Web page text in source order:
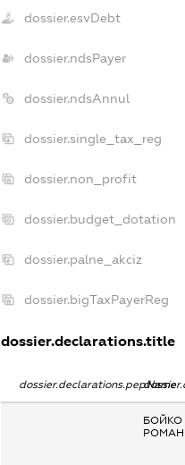
dossier.esvDebt
dossier.ndsPayer
dossier.ndsAnnul
dossier.single_tax_reg
dossier.non_profit
dossier.budget_dotation
dossier.palne_akciz
dossier.bigTaxPayerReg
dossier.declarations.title
dossier.declarations.pepName
БОЙКО